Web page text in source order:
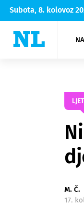
Subota, 8. kolovoz
M. Č.
17.